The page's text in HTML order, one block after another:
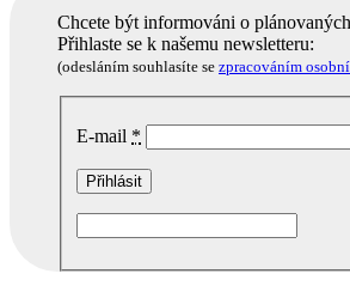
Chcete být informováni o
Přihlaste se k našemu newsletteru:
(odesláním souhlasíte se zpracováním
E-mail *